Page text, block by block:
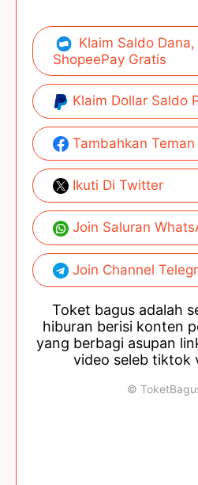
Klaim Saldo Dana,
ShopeePay Gratis
Klaim Dollar Saldo
Tambahkan
Ikuti Di Twitter
Join Saluran
Join Channel
Toket bagus adalah
hiburan berisi konten
yang berbagi asupan
video seleb tiktok
©